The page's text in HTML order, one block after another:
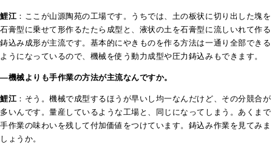
鯉江 ：ここが山源陶苑の工場です。うちでは、土の板状に切り出した塊を
石膏型に乗せて形作るたたら成型と、液状の土を石膏型に流しいれて作る
鋳込み成形が主流です。基本的にやきものを作る方法は一通り全部できる
ようになっているので、機械を使う動力成型や圧力鋳込みもできます。
―機械よりも手作業の方法が主流なんですか。
鯉江 ：そう。機械で成型するほうが早いし均一なんだけど、その分競合が
多いんです。量産しているような工場と、同じになってしまう。あくまで
手作業の味わいを残して付加価値をつけています。鋳込み作業を見てみま
しょうか。